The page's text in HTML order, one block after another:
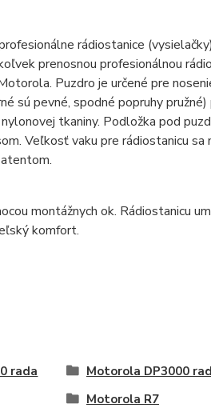
rádiostanice
prenosnou profesionálnou
Puzdro je určené pre
sú pevné, spodné popruhy
tkaniny. Podložka pod
Veľkosť vaku pre rádiostanicu sa
montážnych ok. Rádiostanicu
komfort.
rada Motorola DP3000
Motorola R7